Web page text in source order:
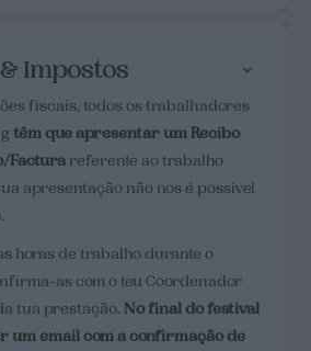
Impostos
fiscais, todos os trabalhadores
têm que apresentar um Recibo
Factura referente ao trabalho
apresentação não nos é possível
horas de trabalho durante o
as com o teu Coordenador
tua prestação.No final do festival
um email com a confirmação de